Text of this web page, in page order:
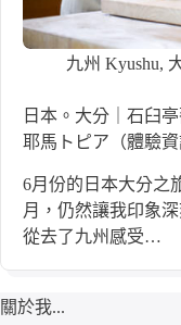
九州 Kyushu,
日本。大分｜石臼
耶馬トピア（體驗資
6月份的日本大分之
月，仍然讓我印象
從去了九州感受…
關於我...